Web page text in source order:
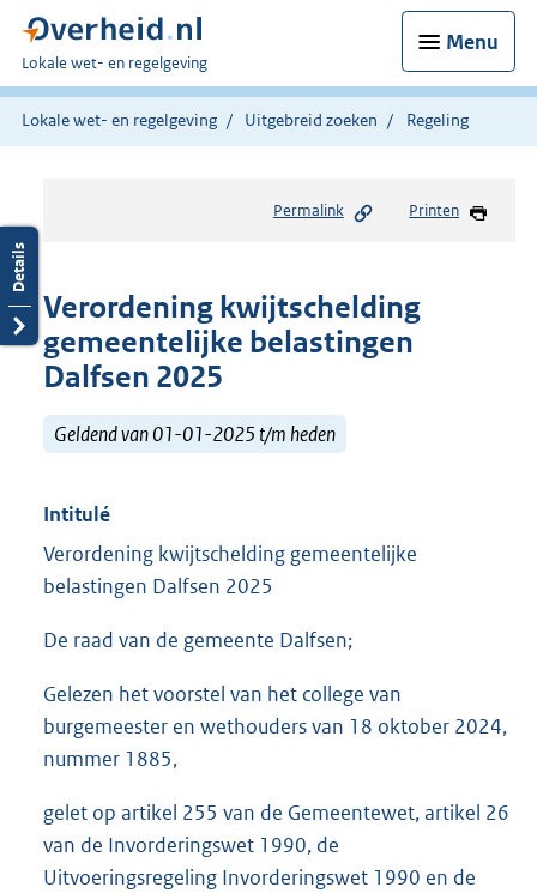
Menu
U
bent
hier:
Lokale wet- en regelgeving
Lokale wet- en regelgeving Uitgebreid zoeken Regeling
Permalink Printen
Verordening kwijtschelding
gemeentelijke belastingen
Dalfsen 2025
Geldend van 01-01-2025 t/m heden
Intitulé
Verordening kwijtschelding gemeentelijke
belastingen Dalfsen 2025
De raad van de gemeente Dalfsen;
Gelezen het voorstel van het college van
burgemeester en wethouders van 18 oktober 2024,
nummer 1885,
gelet op artikel 255 van de Gemeentewet, artikel 26
van de Invorderingswet 1990, de
Uitvoeringsregeling Invorderingswet 1990 en de